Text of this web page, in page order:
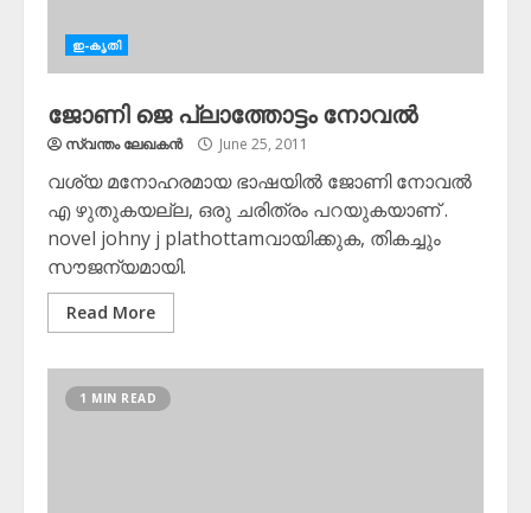
ഇ-കൃതി
ജോണി ജെ പ്ലാത്തോട്ടം നോവല്‍
സ്വന്തം ലേഖകന്‍ June 25, 2011
വശ്യ മനോഹരമായ ഭാഷയില്‍ ജോണി നോവല്‍
എ ഴുതുകയല്ല, ഒരു ചരിത്രം പറയുകയാണ് .
novel johny j plathottamവായിക്കുക, തികച്ചും
സൗജന്യമായി.
Read More
1 MIN READ